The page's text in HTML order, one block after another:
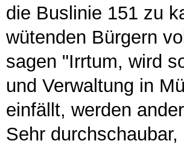
die Buslinie 151 zu
wütenden Bürgern
sagen "Irrtum, wird
und Verwaltung in
einfällt, werden
Sehr